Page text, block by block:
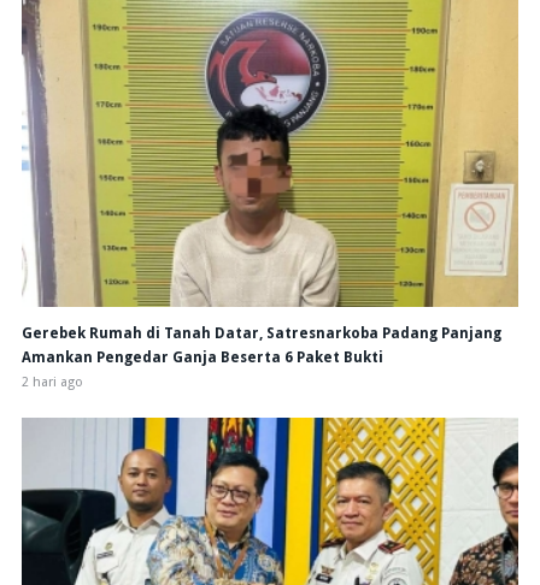
Gerebek Rumah di Tanah Datar, Satresnarkoba Padang Panjang
Amankan Pengedar Ganja Beserta 6 Paket Bukti
2 hari ago